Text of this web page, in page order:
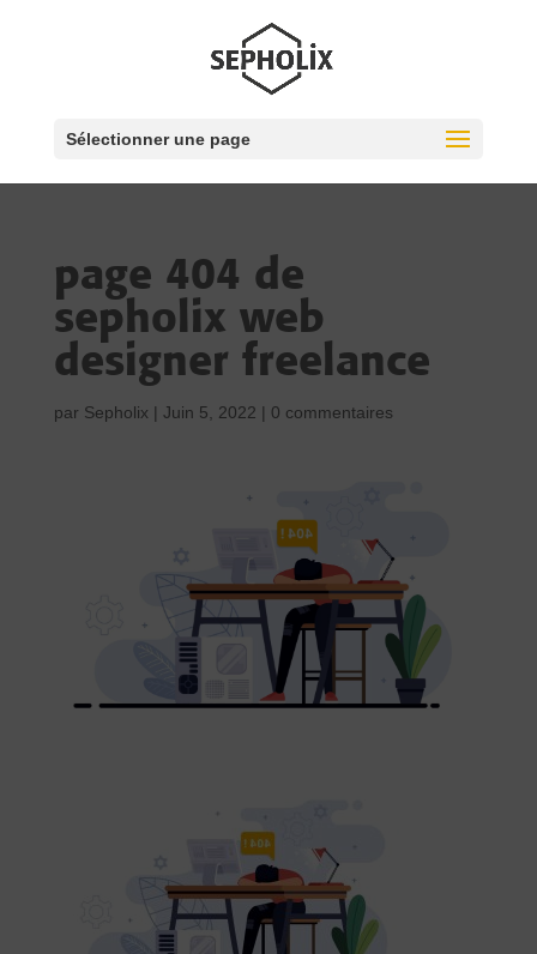
Sélectionner une page
page 404 de
sepholix web
designer freelance
par Sepholix | Juin 5, 2022 | 0 commentaires